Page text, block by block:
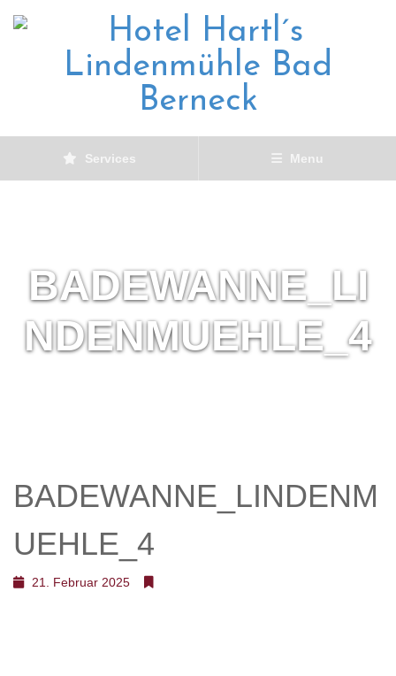
Services Menu
BADEWANNE_LI
NDENMUEHLE_4
BADEWANNE_LINDENM
UEHLE_4
21. Februar 2025